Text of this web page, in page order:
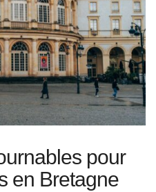
pour
en Bretagne